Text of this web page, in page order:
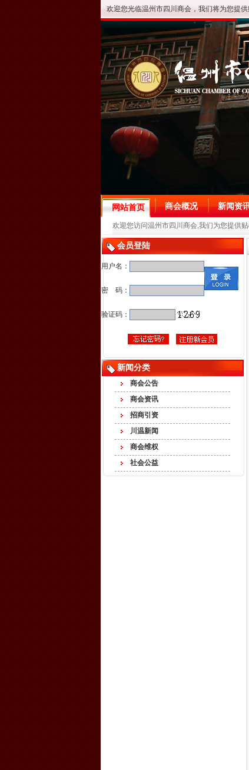
欢迎您光临温州市四川商会，我们将为您提供
网站首页
欢迎您访问温州市四川商会,我们为您提供
商会概况 新闻资
会员登陆
用户名：
密 码：
验证码：
新闻分类
商会公告
商会资讯
招商引资
川温新闻
商会维权
社会公益